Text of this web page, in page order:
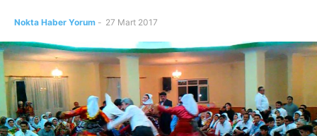
Nokta Haber Yorum - 27 Mart 2017